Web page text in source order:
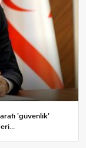
'güvenlik'